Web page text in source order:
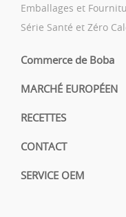
Emballages et
Série Santé et Zéro
Commerce de Boba
MARCHÉ EUROPÉEN
RECETTES
CONTACT
SERVICE OEM